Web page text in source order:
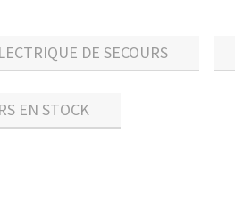
DE SECOURS
EN STOCK